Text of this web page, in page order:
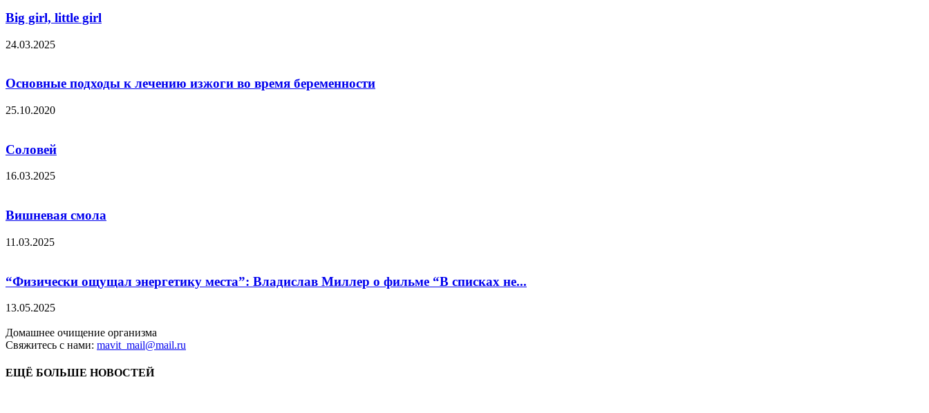
Big girl, little girl
24.03.2025
Основные подходы к лечению изжоги во время беременности
25.10.2020
Соловей
16.03.2025
Вишневая смола
11.03.2025
“Физически ощущал энергетику места”: Владислав Миллер о фильме “В списках не...
13.05.2025
Домашнее очищение организма
Свяжитесь с нами: mavit_mail@mail.ru
ЕЩЁ БОЛЬШЕ НОВОСТЕЙ